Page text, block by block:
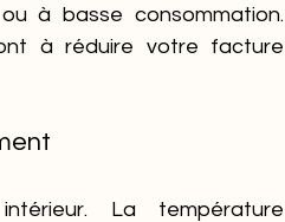
à basse consommation.
à réduire votre facture
La température